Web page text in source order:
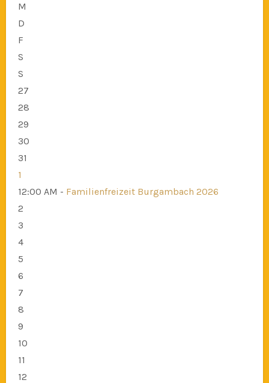
M
D
F
S
S
27
28
29
30
31
1
12:00 AM - Familienfreizeit Burgambach 2026
2
3
4
5
6
7
8
9
10
11
12